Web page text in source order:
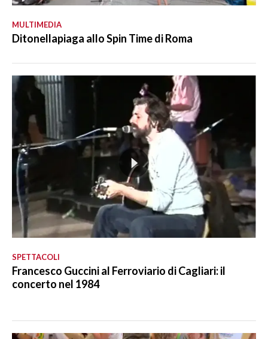
MULTIMEDIA
Ditonellapiaga allo Spin Time di Roma
SPETTACOLI
Francesco Guccini al Ferroviario di Cagliari: il
concerto nel 1984